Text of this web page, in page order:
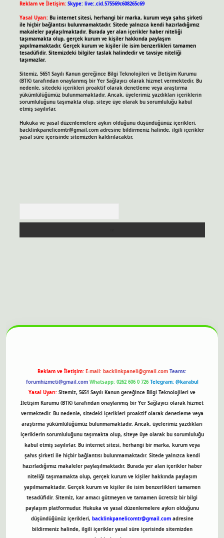
Reklam ve İletişim: Skype: live:.cid.575569c608265c69
Yasal Uyarı: Bu internet sitesi, herhangi bir marka, kurum veya şahıs şirketi
ile hiçbir bağlantısı bulunmamaktadır. Sitede yalnızca kendi hazırladığımız
makaleler paylaşılmaktadır. Burada yer alan içerikler haber niteliği
taşımamakta olup, gerçek kurum ve kişiler hakkında paylaşım
yapılmamaktadır. Gerçek kurum ve kişiler ile isim benzerlikleri tamamen
tesadüfidir. Sitemizdeki bilgiler taslak halindedir ve tavsiye niteliği
taşımazlar.
Sitemiz, 5651 Sayılı Kanun gereğince Bilgi Teknolojileri ve İletişim Kurumu
(BTK) tarafından onaylanmış bir Yer Sağlayıcı olarak hizmet vermektedir. Bu
nedenle, sitedeki içerikleri proaktif olarak denetleme veya araştırma
yükümlülüğümüz bulunmamaktadır. Ancak, üyelerimiz yazdıkları içeriklerin
sorumluluğunu taşımakta olup, siteye üye olarak bu sorumluluğu kabul
etmiş sayılırlar.
Hukuka ve yasal düzenlemelere aykırı olduğunu düşündüğünüz içerikleri,
backlinkpanelicomtr@gmail.comadresine bildirmeniz halinde, ilgili içerikler
yasal süre içerisinde sitemizden kaldırılacaktır.
Reklam ve İletişim: E-mail: backlinkpaneli@gmail.com Teams:
forumhizmeti@gmail.com Whatsapp: 0262 606 0 726 Telegram: @karabul
Yasal Uyarı: Sitemiz, 5651 Sayılı Kanun gereğince Bilgi Teknolojileri ve
İletişim Kurumu (BTK) tarafından onaylanmış bir Yer Sağlayıcı olarak hizmet
vermektedir. Bu nedenle, sitedeki içerikleri proaktif olarak denetleme veya
araştırma yükümlülüğümüz bulunmamaktadır. Ancak, üyelerimiz yazdıkları
içeriklerin sorumluluğunu taşımakta olup, siteye üye olarak bu sorumluluğu
kabul etmiş sayılırlar. Bu internet sitesi, herhangi bir marka, kurum veya
şahıs şirketi ile hiçbir bağlantısı bulunmamaktadır. Sitede yalnızca kendi
hazırladığımız makaleler paylaşılmaktadır. Burada yer alan içerikler haber
niteliği taşımamakta olup, gerçek kurum ve kişiler hakkında paylaşım
yapılmamaktadır. Gerçek kurum ve kişiler ile isim benzerlikleri tamamen
tesadüfidir. Sitemiz, kar amacı gütmeyen ve tamamen ücretsiz bir bilgi
paylaşım platformudur. Hukuka ve yasal düzenlemelere aykırı olduğunu
düşündüğünüz içerikleri, backlinkpanelicomtr@gmail.comadresine
bildirmeniz halinde, ilgili içerikler yasal süre içerisinde sitemizden